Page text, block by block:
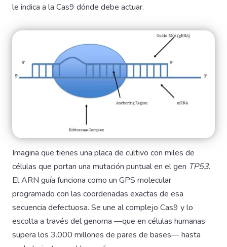
le indica a la Cas9 dónde debe actuar.
Imagina que tienes una placa de cultivo con miles de
células que portan una mutación puntual en el gen TP53.
El ARN guía funciona como un GPS molecular
programado con las coordenadas exactas de esa
secuencia defectuosa. Se une al complejo Cas9 y lo
escolta a través del genoma —que en células humanas
supera los 3.000 millones de pares de bases— hasta